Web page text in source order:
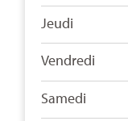
Jeudi
Vendredi
Samedi